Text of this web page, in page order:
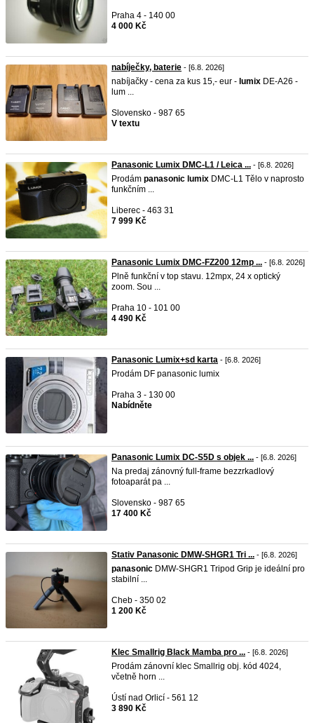
Praha 4 - 140 00
4 000 Kč
nabíječky, baterie - [6.8. 2026]
nabíjačky - cena za kus 15,- eur - lumix DE-A26 -
lum ...
Slovensko - 987 65
V textu
Panasonic Lumix DMC-L1 / Leica ... - [6.8. 2026]
Prodám panasonic lumix DMC-L1 Tělo v naprosto
funkčním ...
Liberec - 463 31
7 999 Kč
Panasonic Lumix DMC-FZ200 12mp ... - [6.8. 2026]
Plně funkční v top stavu. 12mpx, 24 x optický
zoom. Sou ...
Praha 10 - 101 00
4 490 Kč
Panasonic Lumix+sd karta - [6.8. 2026]
Prodám DF panasonic lumix
Praha 3 - 130 00
Nabídněte
Panasonic Lumix DC-S5D s objek ... - [6.8. 2026]
Na predaj zánovný full-frame bezzrkadlový
fotoaparát pa ...
Slovensko - 987 65
17 400 Kč
Stativ Panasonic DMW-SHGR1 Tri ... - [6.8. 2026]
panasonic DMW-SHGR1 Tripod Grip je ideální pro
stabilní ...
Cheb - 350 02
1 200 Kč
Klec Smallrig Black Mamba pro ... - [6.8. 2026]
Prodám zánovní klec Smallrig obj. kód 4024,
včetně horn ...
Ústí nad Orlicí - 561 12
3 890 Kč